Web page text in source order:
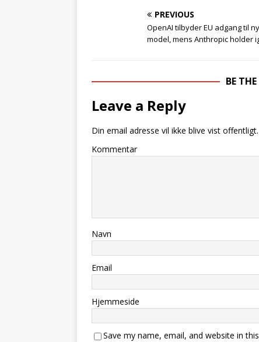
PREVIOUS
OpenAI tilbyder EU adgang til
model, mens Anthropic holder
BE
Leave a Reply
Din email adresse vil ikke blive vist offentligt.
Kommentar
Navn
Email
Hjemmeside
Save my name, email, and website in